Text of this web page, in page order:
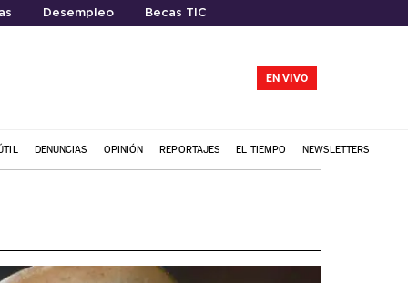
Desempleo Becas TIC
EN VIVO
DENUNCIAS OPINIÓN REPORTAJES EL TIEMPO NEWSLETTERS